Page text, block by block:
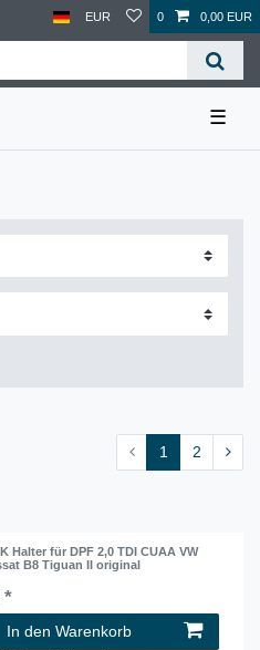
EUR 0 0,00 EUR
☰
1 2
Halter für DPF 2,0 TDI CUAA VW
B8 Tiguan II original
*
In den Warenkorb